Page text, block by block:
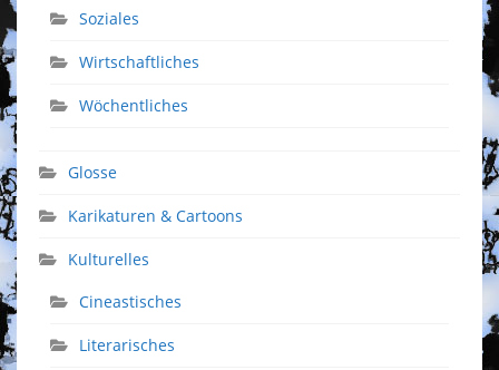
Soziales
Wirtschaftliches
Wöchentliches
Glosse
Karikaturen & Cartoons
Kulturelles
Cineastisches
Literarisches